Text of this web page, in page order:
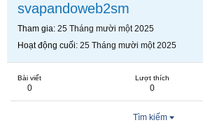
svapandoweb2sm
Tham gia 25 Tháng mười một 2025
Hoạt động cuối 25 Tháng mười một 2025
Bài viết
0
Lượt thích
0
Tìm kiếm